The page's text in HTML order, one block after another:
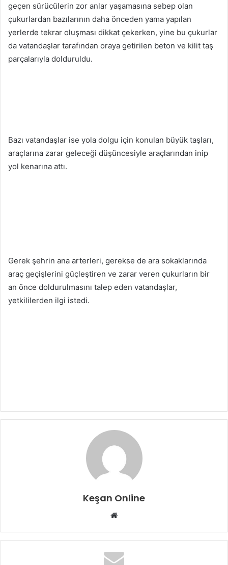
geçen sürücülerin zor anlar yaşamasına sebep olan
çukurlardan bazılarının daha önceden yama yapılan
yerlerde tekrar oluşması dikkat çekerken, yine bu çukurlar
da vatandaşlar tarafından oraya getirilen beton ve kilit taş
parçalarıyla dolduruldu.
Bazı vatandaşlar ise yola dolgu için konulan büyük taşları,
araçlarına zarar geleceği düşüncesiyle araçlarından inip
yol kenarına attı.
Gerek şehrin ana arterleri, gerekse de ara sokaklarında
araç geçişlerini güçleştiren ve zarar veren çukurların bir
an önce doldurulmasını talep eden vatandaşlar,
yetkililerden ilgi istedi.
Keşan Online
Web